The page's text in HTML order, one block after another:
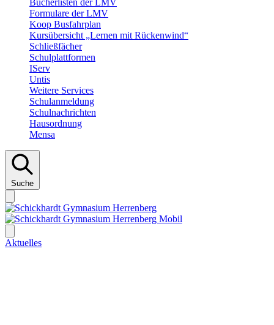
Bücherlisten der LMV
Formulare der LMV
Koop Busfahrplan
Kursübersicht „Lernen mit Rückenwind“
Schließfächer
Schulplattformen
IServ
Untis
Weitere Services
Schulanmeldung
Schulnachrichten
Hausordnung
Mensa
Suche
Aktuelles